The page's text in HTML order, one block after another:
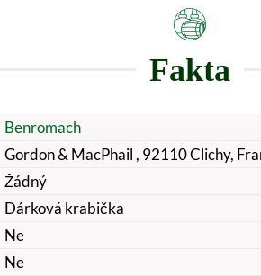
Fakta
Benromach
Gordon & MacPhail , 92110 Clichy,
Žádný
Dárková krabička
Ne
Ne